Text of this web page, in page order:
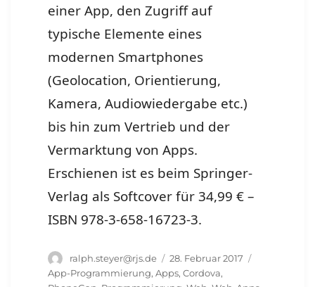
einer App, den Zugriff auf
typische Elemente eines
modernen Smartphones
(Geolocation, Orientierung,
Kamera, Audiowiedergabe etc.)
bis hin zum Vertrieb und der
Vermarktung von Apps.
Erschienen ist es beim Springer-
Verlag als Softcover für 34,99 € –
ISBN 978-3-658-16723-3.
Autor
ralph.steyer@rjs.de
Veröffentlicht
am
28. Februar 2017
App-Programmierung,Apps,Cordova,